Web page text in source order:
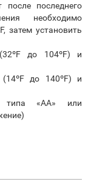
последнего
необходимо
затем установить
до 104ºF) и
до 140ºF) и
типа «AA» или